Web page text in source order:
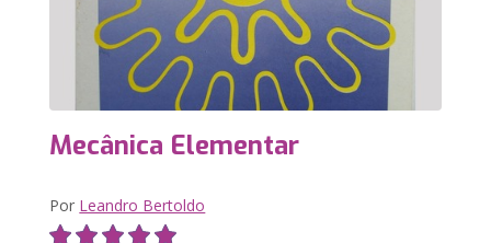
Mecânica Elementar
Por Leandro Bertoldo